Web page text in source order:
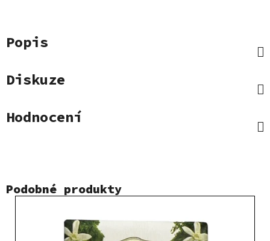
Popis
Diskuze
Hodnocení
Podobné produkty